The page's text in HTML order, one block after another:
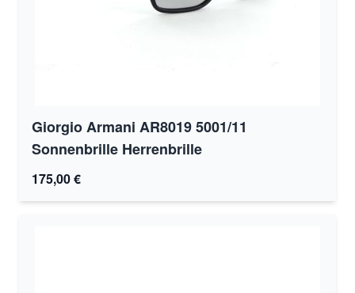
Giorgio Armani AR8019 5001/11
Sonnenbrille Herrenbrille
175,00 €